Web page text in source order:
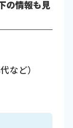
の情報も見
など）